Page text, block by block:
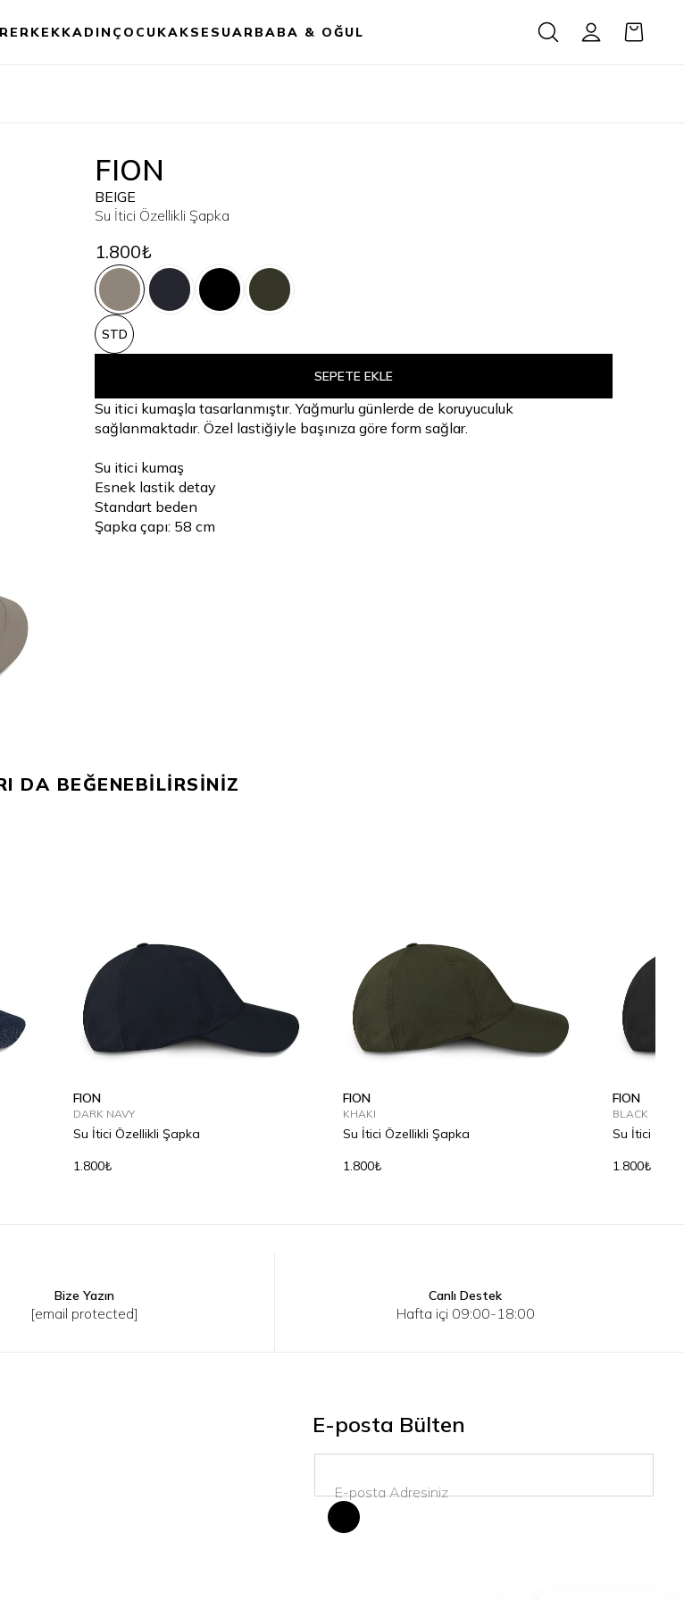
ERKEKKADIN ÇOCUKAKSESUAR BABA & OĞUL
FION
BEIGE
Su İtici Özellikli Şapka
1.800₺
STD
SEPETE EKLE
Su itici kumaşla tasarlanmıştır. Yağmurlu günlerde de koruyuculuk
sağlanmaktadır. Özel lastiğiyle başınıza göre form sağlar.
Su itici kumaş
Esnek lastik detay
Standart beden
Şapka çapı: 58 cm
DA BEĞENEBİLİRSİNİZ
FION
DARK NAVY
Su İtici Özellikli Şapka
1.800₺
FION
KHAKI
Su İtici Özellikli Şapka
1.800₺
FION
BLACK
Su İtici
1.800₺
Bize Yazın
[email protected]
Canlı Destek
Hafta içi 09:00-18:00
E-posta Bülten